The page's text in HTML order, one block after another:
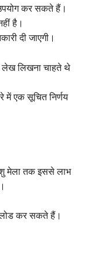
कर सकते हैं।
है।
दी जाएगी।
लेख लिखना चाहते थे
में एक सूचित निर्णय
मेला तक इससे लाभ
कर सकते हैं।